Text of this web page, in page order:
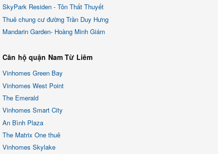
SkyPark Residen - Tôn Thất Thuyết
Thuê chung cư đường Trần Duy Hưng
Mandarin Garden- Hoàng Minh Giám
Căn hộ quận Nam Từ Liêm
Vinhomes Green Bay
Vinhomes West Point
The Emerald
Vinhomes Smart City
An Bình Plaza
The Matrix One thuê
Vinhomes Skylake